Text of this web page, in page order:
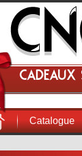
Catalogue